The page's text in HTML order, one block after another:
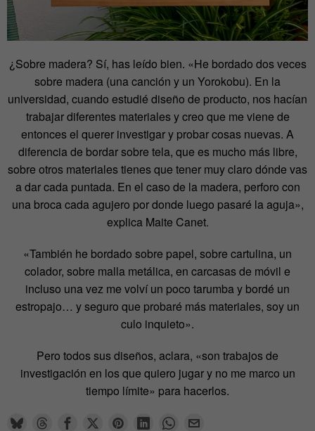
¿Sobre madera? Sí, has leído bien. «He bordado dos veces
sobre madera (una canción y un Yorokobu). En la
universidad, cuando estudié diseño de producto, nos hacían
trabajar diferentes materiales y creo que me viene de
entonces el querer investigar y probar cosas nuevas. A
diferencia de bordar sobre tela, que es mucho más libre,
sobre otros materiales tienes que tener muy claro dónde vas
a dar cada puntada. En el caso de la madera, perforo con
una broca cada agujero por donde luego pasaré la aguja»,
explica Maite Canet.
«También he bordado sobre papel, sobre cartulina, un
colador, sobre malla metálica, en carcasas de móvil e
incluso una vez me volví un poco tarumba y bordé un
estropajo… y seguro que probaré más materiales, soy un
culo inquieto».
Pero todos sus diseños, aclara, «son trabajos de
investigación en los que quiero jugar y no me marco un
tiempo límite» para hacerlos.